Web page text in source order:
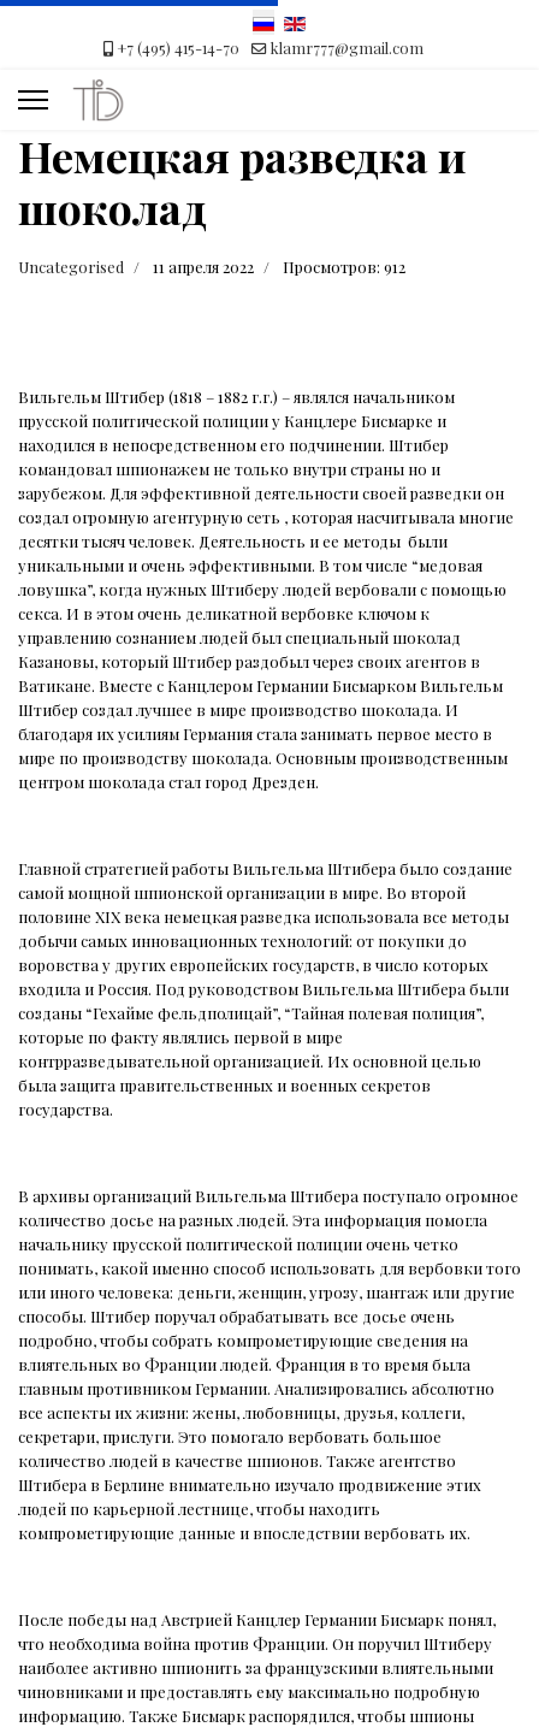
+7 (495) 415-14-70 klamr777@gmail.com
Немецкая разведка и
шоколад
Uncategorised 11 апреля 2022 Просмотров: 912
Вильгельм Штибер (1818 – 1882 г.г.) – являлся начальником
прусской политической полиции у Канцлере Бисмарке и
находился в непосредственном его подчинении. Штибер
командовал шпионажем не только внутри страны но и
зарубежом. Для эффективной деятельности своей разведки он
создал огромную агентурную сеть , которая насчитывала многие
десятки тысяч человек. Деятельность и ее методы были
уникальными и очень эффективными. В том числе “медовая
ловушка”, когда нужных Штиберу людей вербовали с помощью
секса. И в этом очень деликатной вербовке ключом к
управлению сознанием людей был специальный шоколад
Казановы, который Штибер раздобыл через своих агентов в
Ватикане. Вместе с Канцлером Германии Бисмарком Вильгельм
Штибер создал лучшее в мире производство шоколада. И
благодаря их усилиям Германия стала занимать первое место в
мире по производству шоколада. Основным производственным
центром шоколада стал город Дрезден.
Главной стратегией работы Вильгельма Штибера было создание
самой мощной шпионской организации в мире. Во второй
половине XIX века немецкая разведка использовала все методы
добычи самых инновационных технологий: от покупки до
воровства у других европейских государств, в число которых
входила и Россия. Под руководством Вильгельма Штибера были
созданы “Гехайме фельдполицай”, “Тайная полевая полиция”,
которые по факту являлись первой в мире
контрразведывательной организацией. Их основной целью
была защита правительственных и военных секретов
государства.
В архивы организаций Вильгельма Штибера поступало огромное
количество досье на разных людей. Эта информация помогла
начальнику прусской политической полиции очень четко
понимать, какой именно способ использовать для вербовки того
или иного человека: деньги, женщин, угрозу, шантаж или другие
способы. Штибер поручал обрабатывать все досье очень
подробно, чтобы собрать компрометирующие сведения на
влиятельных во Франции людей. Франция в то время была
главным противником Германии. Анализировались абсолютно
все аспекты их жизни: жены, любовницы, друзья, коллеги,
секретари, прислуги. Это помогало вербовать большое
количество людей в качестве шпионов. Также агентство
Штибера в Берлине внимательно изучало продвижение этих
людей по карьерной лестнице, чтобы находить
компрометирующие данные и впоследствии вербовать их.
После победы над Австрией Канцлер Германии Бисмарк понял,
что необходима война против Франции. Он поручил Штиберу
наиболее активно шпионить за французскими влиятельными
чиновниками и предоставлять ему максимально подробную
информацию. Также Бисмарк распорядился, чтобы шпионы